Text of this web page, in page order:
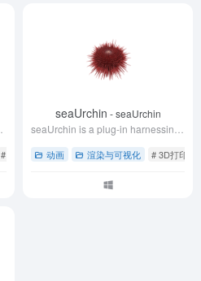
# LCA数据 # Ökobaudat
seaUrchin - seaUrchin
动画 渲染与可视化 # 3D打印